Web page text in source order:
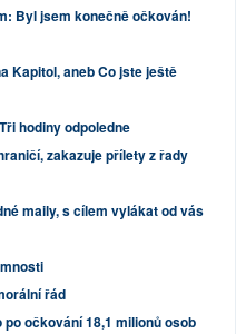
Byl jsem konečně očkován!
Kapitol, aneb Co jste ještě
hodiny odpoledne
zakazuje přílety z řady
maily, s cílem vylákat od vás
řád
očkování 18,1 milionů osob